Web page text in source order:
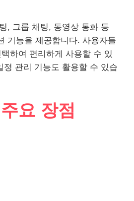
, 그룹 채팅, 동영상 통화 등
기능을 제공합니다. 사용자들
하여 편리하게 사용할 수 있
정 관리 기능도 활용할 수 있습
요 장점